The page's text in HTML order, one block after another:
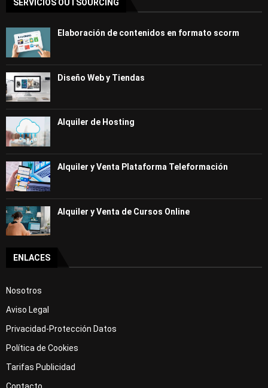
SERVICIOS OUTSOURCING
Elaboración de contenidos en formato scorm
Diseño Web y Tiendas
Alquiler de Hosting
Alquiler y Venta Plataforma Teleformación
Alquiler y Venta de Cursos Online
ENLACES
Nosotros
Aviso Legal
Privacidad-Protección Datos
Política de Cookies
Tarifas Publicidad